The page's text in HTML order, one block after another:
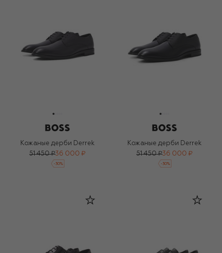
Кожаные дерби Derrek
51 450 ₽36 000 ₽
-30%
Кожаные дерби Derrek
51 450 ₽36 000 ₽
-30%